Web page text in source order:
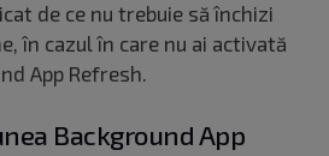
de ce nu trebuie să închizi
în cazul în care nu ai activată
App Refresh.
Background App